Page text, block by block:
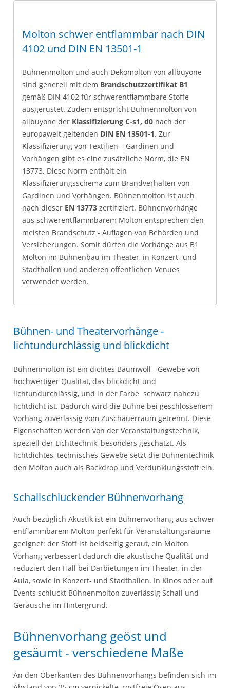
Molton schwer entflammbar nach DIN
4102 und DIN EN 13501-1
Bühnenmolton und auch Dekomolton von allbuyone
sind generell mit dem Brandschutzzertifikat B1
gemäß DIN 4102 für schwerentflammbare Stoffe
ausgerüstet. Zudem entspricht Bühnenmolton von
allbuyone der Klassifizierung C-s1, d0 nach der
europaweit geltenden DIN EN 13501-1. Zur
Klassifizierung von Textilien – Gardinen und
Vorhängen gibt es eine zusätzliche Norm, die EN
13773. Diese Norm enthält ein
Klassifizierungsschema zum Brandverhalten von
Gardinen und Vorhängen. Bühnenmolton ist auch
nach dieser EN 13773 zertifiziert. Bühnenvorhänge
aus schwerentflammbarem Molton entsprechen den
meisten Brandschutz - Auflagen von Behörden und
Versicherungen. Somit dürfen die Vorhänge aus B1
Molton im Bühnenbau im Theater, in Konzert- und
Stadthallen und anderen öffentlichen Venues
verwendet werden.
Bühnen- und Theatervorhänge -
lichtundurchlässig und blickdicht
Bühnenmolton ist ein dichtes Baumwoll - Gewebe von
hochwertiger Qualität, das blickdicht und
lichtundurchlässig, und in der Farbe schwarz nahezu
lichtdicht ist. Dadurch wird die Bühne bei geschlossenem
Vorhang zuverlässig vom Zuschauerraum getrennt. Diese
Eigenschaften werden von der Veranstaltungstechnik,
speziell der Lichttechnik, besonders geschätzt. Als
lichtdichtes, technisches Gewebe setzt die Bühnentechnik
den Molton auch als Backdrop und Verdunklungsstoff ein.
Schallschluckender Bühnenvorhang
Auch bezüglich Akustik ist ein Bühnenvorhang aus schwer
entflammbarem Molton perfekt für Veranstaltungsräume
geeignet: der Stoff ist beidseitig geraut, ein Molton
Vorhang verbessert dadurch die akustische Qualität und
reduziert den Hall bei Darbietungen im Theater, in der
Aula, sowie in Konzert- und Stadthallen. In Kinos oder auf
Events schluckt Bühnenmolton zuverlässig Schall und
Geräusche im Hintergrund.
Bühnenvorhang geöst und
gesäumt - verschiedene Maße
An den Oberkanten des Bühnenvorhangs befinden sich im